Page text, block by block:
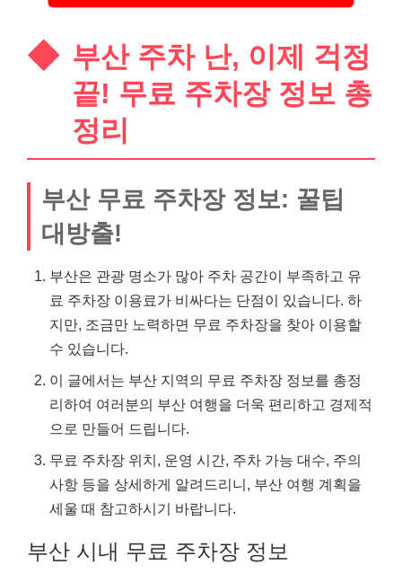
부산 주차 난, 이제 걱정
끝! 무료 주차장 정보 총
정리
부산 무료 주차장 정보: 꿀팁
대방출!
부산은 관광 명소가 많아 주차 공간이 부족하고 유
료 주차장 이용료가 비싸다는 단점이 있습니다. 하
지만, 조금만 노력하면 무료 주차장을 찾아 이용할
수 있습니다.
이 글에서는 부산 지역의 무료 주차장 정보를 총정
리하여 여러분의 부산 여행을 더욱 편리하고 경제적
으로 만들어 드립니다.
무료 주차장 위치, 운영 시간, 주차 가능 대수, 주의
사항 등을 상세하게 알려드리니, 부산 여행 계획을
세울 때 참고하시기 바랍니다.
부산 시내 무료 주차장 정보